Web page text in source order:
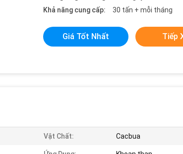
Khả năng cung cấp:
30 tấn + mỗi tháng
Giá Tốt Nhất Tiếp
Vật Chất: Cacbua